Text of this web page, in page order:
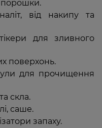
порошки.
від накипу та
для зливного
поверхонь.
для прочищення
скла.
саше.
запаху.